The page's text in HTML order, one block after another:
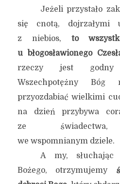
Jeżeli przystało
się cnotą, dojrzałymi
z niebios, to
u błogosławionego
rzeczy jest godny
Wszechpotężny
przyozdabiać wielkimi
na dzień przybywa
ze świadectwa,
we wspomnianym dziele.
A my, słuchając
Bożego, otrzymujemy